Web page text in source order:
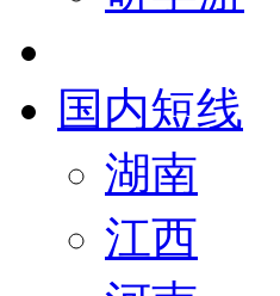
国内短线
湖南
江西